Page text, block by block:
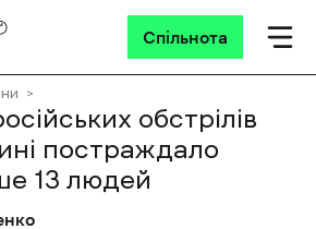
Спільнота
обстрілів
постраждало
13 людей